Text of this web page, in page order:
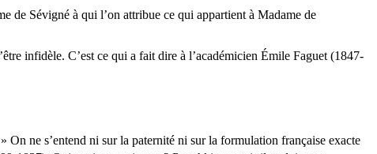
de Sévigné à qui l’on attribue ce qui appartient à Madame de
infidèle. C’est ce qui a fait dire à l’académicien Émile Faguet (1847-
ne s’entend ni sur la paternité ni sur la formulation française exacte